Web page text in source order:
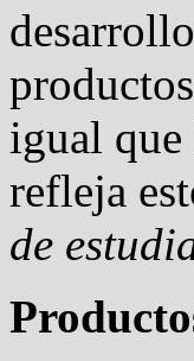
igual que
refleja
de